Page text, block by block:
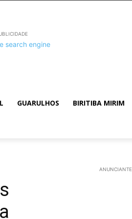
GUARULHOS BIRITIBA MIRIM
ANUNCIANTE